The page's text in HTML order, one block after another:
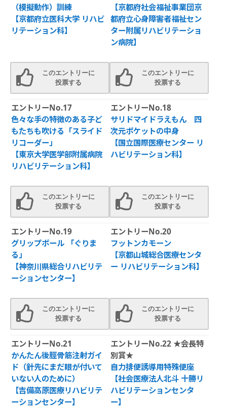
（模擬動作）訓練
【京都府立医科大学 リハビ
リテーション科】
このエントリーに
投票する
【京都府社会福祉事業団京
都府立心身障害者福祉セン
ター附属リハビリテーショ
ン病院】
このエントリーに
投票する
エントリーNo.17
色々な手の特徴のある子ど
もたちも吹ける「スライド
リコーダー」
【東京大学医学部附属病院
リハビリテーション科】
このエントリーに
投票する
エントリーNo.18
サリドマイドラえもん 四
次元ポケットの中身
【国立国際医療センター リ
ハビリテーション科】
このエントリーに
投票する
エントリーNo.19
グリップボール 「ぐりま
る」
【神奈川県総合リハビリテ
ーションセンター】
このエントリーに
投票する
エントリーNo.20
フットンカモーン
【京都山城総合医療センタ
ー リハビリテーション科】
このエントリーに
投票する
エントリーNo.21
かんたん後脛骨筋注射ガイ
ド（針先にまだ眼が付いて
いない人のために）
【吉備高原医療リハビリテ
ーションセンター】
エントリーNo.22 ★会長特
別賞★
自力排便誘導用特殊便座
【社会医療法人北斗 十勝リ
ハビリテーションセンタ
ー】